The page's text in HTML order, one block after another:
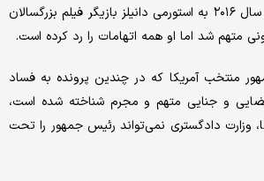
پرداخت حق السکوت در سال ۲۰۱۶ به استورمی دانیلز بازیگر فیلم بزرگسالان
منتخب آمریکا که در چندین پرونده به فساد
و جنایی متهم و مجرم شناخته شده است،
وزارت دادگستری نمی‌تواند رئیس جمهور را تحت